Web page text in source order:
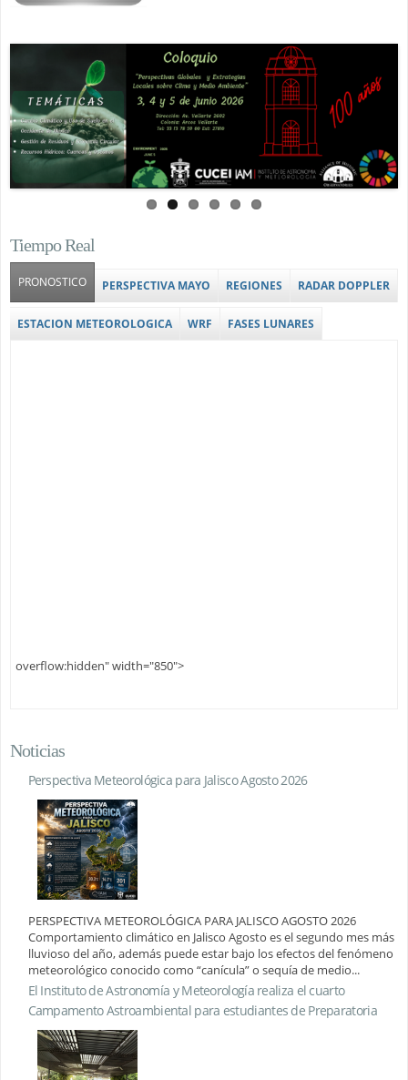
Tiempo Real
PRONOSTICO (solapa activa)
PERSPECTIVA MAYO REGIONES RADAR DOPPLER
ESTACION METEOROLOGICA WRF FASES LUNARES
overflow:hidden" width="850">
Noticias
Perspectiva Meteorológica para Jalisco Agosto 2026
PERSPECTIVA METEOROLÓGICA PARA JALISCO AGOSTO 2026
Comportamiento climático en Jalisco Agosto es el segundo mes más
lluvioso del año, además puede estar bajo los efectos del fenómeno
meteorológico conocido como “canícula” o sequía de medio...
El Instituto de Astronomía y Meteorología realiza el cuarto
Campamento Astroambiental para estudiantes de Preparatoria